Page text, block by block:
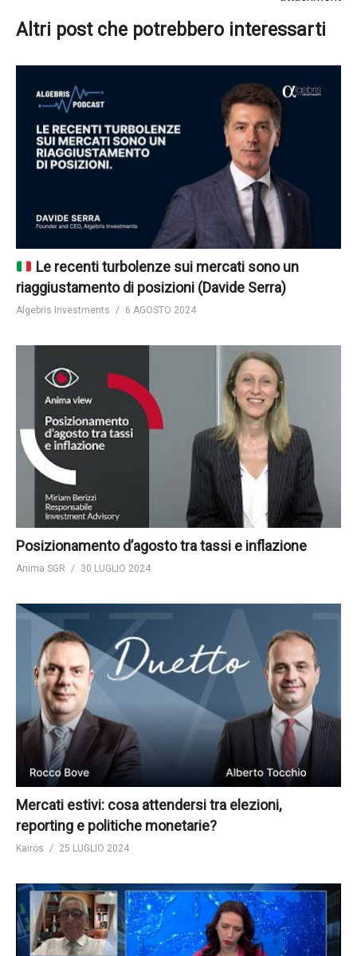
Altri post che potrebbero interessarti
Le recenti turbolenze sui mercati sono un
riaggiustamento di posizioni (Davide Serra)
Algebris Investments 6 AGOSTO 2024
Posizionamento d’agosto tra tassi e inflazione
Anima SGR 30 LUGLIO 2024
Mercati estivi: cosa attendersi tra elezioni,
reporting e politiche monetarie?
Kairos 25 LUGLIO 2024